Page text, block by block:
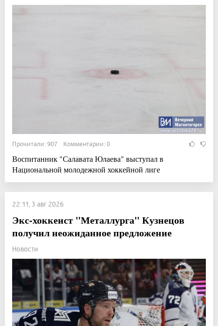
Прочитали: 907 Комментарии: 0
Воспитанник "Салавата Юлаева" выступал в
Национальной молодежной хоккейной лиге
22:11, 3 авг 2026
Экс-хоккеист "Металлурга" Кузнецов
получил неожиданное предложение
Новости